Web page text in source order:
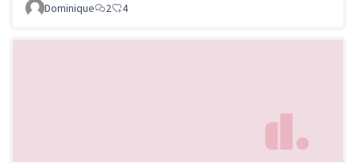
Dominique 2 4